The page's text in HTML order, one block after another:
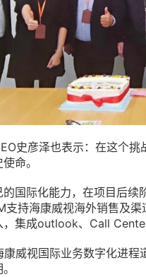
史彦泽也表示：在这个
命。
国际化能力，在项目后
支持海康威视海外销售及
，集成outlook、Call
威视国际业务数字化进